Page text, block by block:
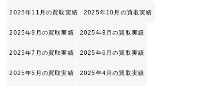
2025年11月の買取実績 2025年10月の買取実績
2025年9月の買取実績 2025年8月の買取実績
2025年7月の買取実績 2025年6月の買取実績
2025年5月の買取実績 2025年4月の買取実績